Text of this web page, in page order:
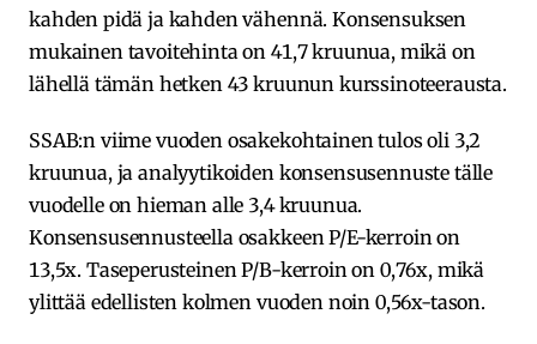
kahden pidä ja kahden vähennä. Konsensuksen
mukainen tavoitehinta on 41,7 kruunua, mikä on
lähellä tämän hetken 43 kruunun kurssinoteerausta.
SSAB:n viime vuoden osakekohtainen tulos oli 3,2
kruunua, ja analyytikoiden konsensusennuste tälle
vuodelle on hieman alle 3,4 kruunua.
Konsensusennusteella osakkeen P/E-kerroin on
13,5x. Taseperusteinen P/B-kerroin on 0,76x, mikä
ylittää edellisten kolmen vuoden noin 0,56x-tason.